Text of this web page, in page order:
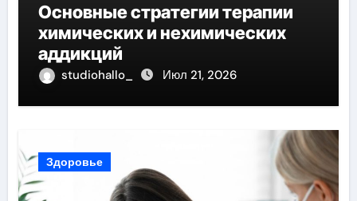
Основные стратегии терапии
химических и нехимических
аддикций
studiohallo_ Июл 21, 2026
Здоровье